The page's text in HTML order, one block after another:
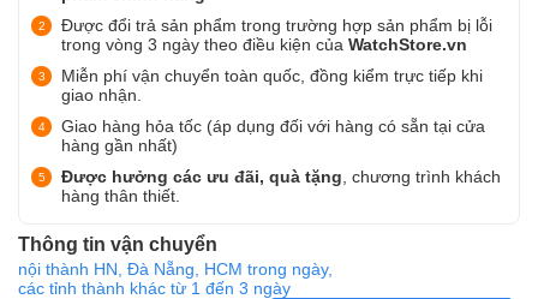
Được đổi trả sản phẩm trong trường hợp sản phẩm bị lỗi
trong vòng 3 ngày theo điều kiện của WatchStore.vn
Miễn phí vận chuyển toàn quốc, đồng kiểm trực tiếp khi
giao nhận.
Giao hàng hỏa tốc (áp dụng đối với hàng có sẵn tại cửa
hàng gần nhất)
Được hưởng các ưu đãi, quà tặng , chương trình khách
hàng thân thiết.
Thông tin vận chuyển
nội thành HN, Đà Nẵng, HCM trong ngày,
các tỉnh thành khác từ 1 đến 3 ngày